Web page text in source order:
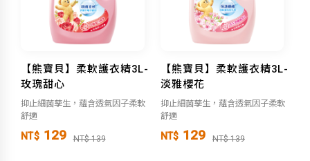
【熊寶貝】柔軟護衣精3L-
玫瑰甜心
抑止細菌孳生，蘊含透氣因子柔軟
舒適
NT$ 129 NT$ 139
【熊寶貝】柔軟護衣精3L-
淡雅櫻花
抑止細菌孳生，蘊含透氣因子柔軟
舒適
NT$ 129 NT$ 139